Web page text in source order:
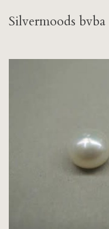
Silvermoods bvba